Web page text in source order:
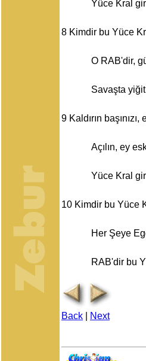
Yüce Kral
8 Kimdir bu Yüce
O RAB'dir,
Savaşta
9 Kaldırın başınızı,
Açılın, ey
Yüce Kral
10 Kimdir bu Yüce
Her Şeye
RAB'dir bu
Back Next